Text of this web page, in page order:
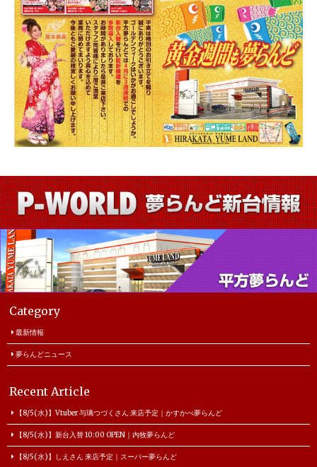
Category
最新情報
夢らんどニュース
Recent Article
【8/5(水)】Vtuber 与璃つづくさん 来店予定｜かすかべ夢らんど
【8/5(水)】新台入替 10:00 OPEN｜内牧夢らんど
【8/5(水)】しえさん 来店予定｜スーパー夢らんど